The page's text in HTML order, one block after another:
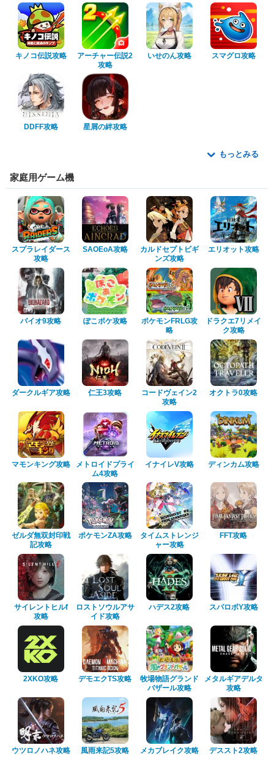
キノコ伝説攻略
アーチャー伝説2
攻略
いせのん攻略 スマグロ攻略
DDFF攻略 星屑の絆攻略
もっとみる
家庭用ゲーム機
スプラレイダース
攻略
SAOEoA攻略
カルドセプトビギ
ンズ攻略
エリオット攻略
バイオ9攻略 ぽこポケ攻略
ポケモンFRLG攻
略
ドラクエ7リメイ
ク攻略
ダークルギア攻略 仁王3攻略
コードヴェイン2
攻略
オクトラ0攻略
マモンキング攻略
メトロイドプライ
ム4攻略
イナイレV攻略 ディンカム攻略
ゼルダ無双封印戦
記攻略
ポケモンZA攻略
タイムストレンジ
ャー攻略
FFT攻略
サイレントヒルf
攻略
ロストソウルアサ
イド攻略
ハデス2攻略 スパロボY攻略
2XKO攻略 デモエクTS攻略
牧場物語グランド
バザール攻略
メタルギアデルタ
攻略
ウツロノハネ攻略 風雨来記5攻略 メカブレイク攻略 デススト2攻略